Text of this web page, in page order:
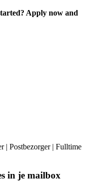
Apply now and
| Postbezorger | Fulltime
in je mailbox